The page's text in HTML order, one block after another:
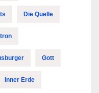
Die Quelle
Gott
Inner Erde